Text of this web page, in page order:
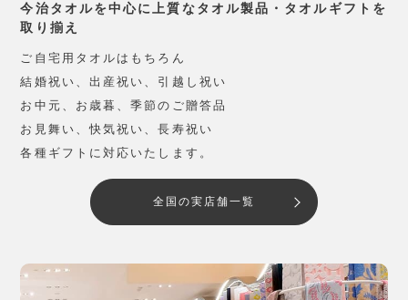
今治タオルを中心に上質なタオル製品・タオルギフトを
取り揃え
ご自宅用タオルはもちろん
結婚祝い、出産祝い、引越し祝い
お中元、お歳暮、季節のご贈答品
お見舞い、快気祝い、長寿祝い
各種ギフトに対応いたします。
全国の実店舗一覧